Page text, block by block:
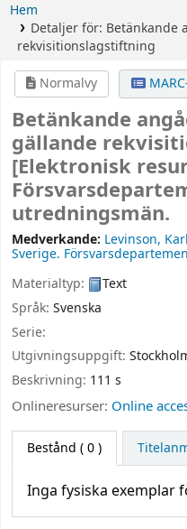
Hem
Detaljer för: Betänkande
rekvisitionslagstiftning
Normalvy
Betänkande
gällande
[Elektronisk
utredningsmän.
Medverkande: Levinson, Karl
Sverige.
Materialtyp:
Text
Språk: Svenska
Serie:
Utgivningsuppgift:
Beskrivning: 111 s
Onlineresurser: Online
Bestånd ( 0 )
Inga fysiska exemplar